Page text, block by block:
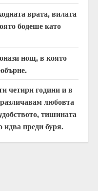
врата, вилата
бодеше като
нощ, в която
четири години и в
любовта
тишината
идва преди буря.